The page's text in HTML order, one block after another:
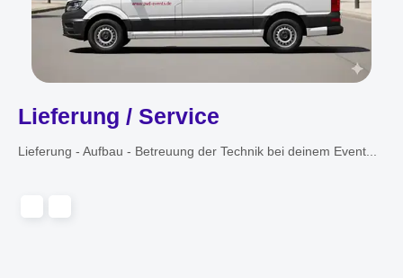
Lieferung / Service
Lieferung - Aufbau - Betreuung der Technik bei deinem Event...